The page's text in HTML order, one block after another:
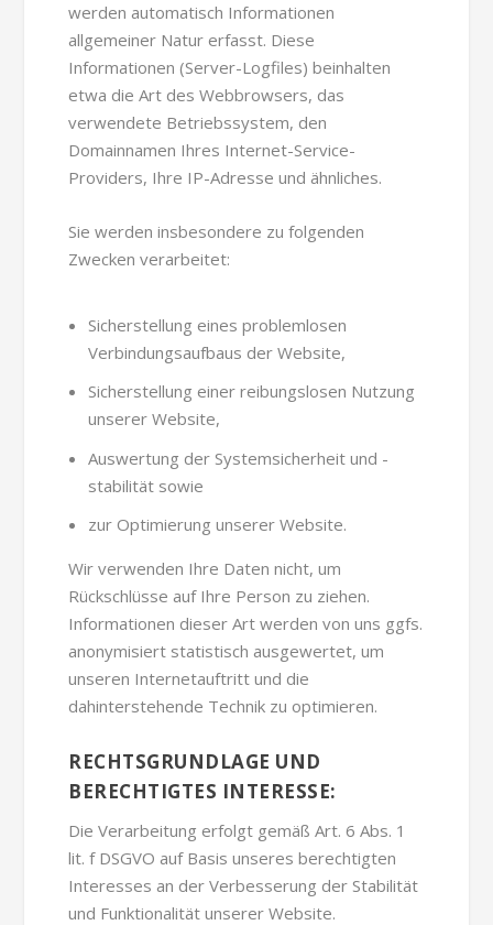
werden automatisch Informationen
allgemeiner Natur erfasst. Diese
Informationen (Server-Logfiles) beinhalten
etwa die Art des Webbrowsers, das
verwendete Betriebssystem, den
Domainnamen Ihres Internet-Service-
Providers, Ihre IP-Adresse und ähnliches.
Sie werden insbesondere zu folgenden
Zwecken verarbeitet:
Sicherstellung eines problemlosen
Verbindungsaufbaus der Website,
Sicherstellung einer reibungslosen Nutzung
unserer Website,
Auswertung der Systemsicherheit und -
stabilität sowie
zur Optimierung unserer Website.
Wir verwenden Ihre Daten nicht, um
Rückschlüsse auf Ihre Person zu ziehen.
Informationen dieser Art werden von uns ggfs.
anonymisiert statistisch ausgewertet, um
unseren Internetauftritt und die
dahinterstehende Technik zu optimieren.
RECHTSGRUNDLAGE UND
BERECHTIGTES INTERESSE:
Die Verarbeitung erfolgt gemäß Art. 6 Abs. 1
lit. f DSGVO auf Basis unseres berechtigten
Interesses an der Verbesserung der Stabilität
und Funktionalität unserer Website.